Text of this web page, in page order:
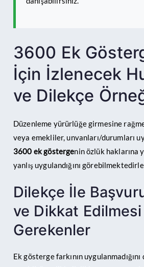
3600 Ek
İçin İzlenecek
ve Dilekçe
Düzenleme yürürlüğe girmesine
veya emekliler, unvanları/durumları
3600 ek göstergenin özlük haklarına
yanlış uygulandığını
Dilekçe İle
ve Dikkat Edilmesi
Gerekenler
Ek gösterge farkının